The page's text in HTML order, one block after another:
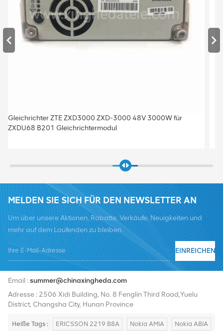
Original ZXSDR R8882A S8500 Kommunikation zte
Basisstation Sortierung Power Monitoring Modul
MELDEN SIE SICH FÜR DEN NEWSLETTER AN
Um über unsere Aktionen, Rabatte, Verkäufe, Neuigkeiten und
mehr auf dem Laufenden zu bleiben.
EINREICHEN
Email :summer@chinaxingheda.com
Adresse : 2506 Xidi Building, No. 8 Fenglin Third Road,Yuelu
District, Changsha City, Hunan Province
Heiße Tags : ERICSSON 2219 B8A Nokia AMIA Nokia ABIA